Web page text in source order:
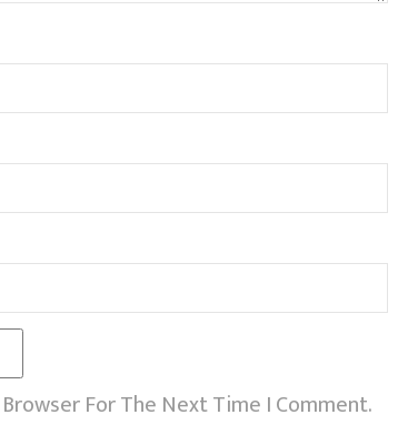
For The Next Time I Comment.